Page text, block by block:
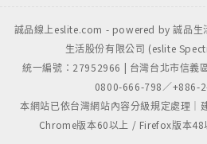
誠品線上eslite.com - powered by 誠品生
生活股份有限公司 (eslite
統一編號：27952966 | 台灣台北市信義
0800-666-798／+886-
本網站已依台灣網站內容分級規定處理
Chrome版本60以上 / Firefox版本